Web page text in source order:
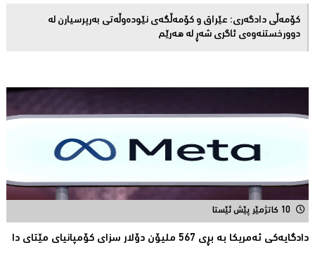
کۆمەڵى دادگەرى: عێراق و كۆمەڵگەی نێودەوڵەتی بەرپرسیارن لە
دوورخستنەوەى ئاگری شەڕ لە هەرێم
10 کاتژمێر پێش ئێستا
دادگایەكی ئەمریكا بە بڕی 567 ملیۆن دۆلار سزای كۆمپانیای مێتای دا